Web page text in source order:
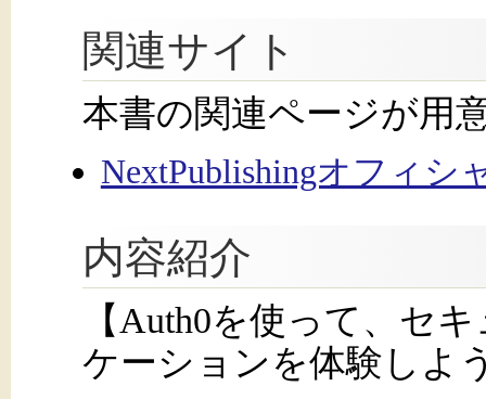
関連サイト
本書の関連ページが用
NextPublishingオフィシ
内容紹介
【Auth0を使って、セ
ケーションを体験しよ